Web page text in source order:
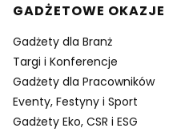
GADŻETOWE OKAZJE
Gadżety dla Branż
Targi i Konferencje
Gadżety dla Pracowników
Eventy, Festyny i Sport
Gadżety Eko, CSR i ESG